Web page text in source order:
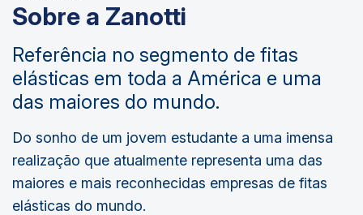
Sobre a Zanotti
Referência no segmento de fitas
elásticas em toda a América e uma
das maiores do mundo.
Do sonho de um jovem estudante a uma imensa
realização que atualmente representa uma das
maiores e mais reconhecidas empresas de fitas
elásticas do mundo.